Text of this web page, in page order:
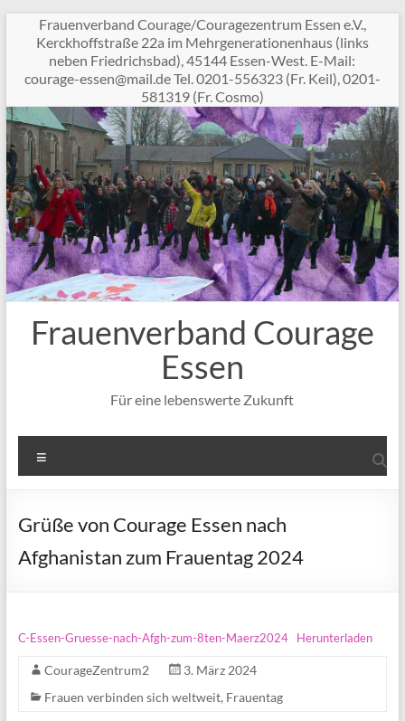
Inhalt
springen
Frauenverband Courage/Couragezentrum Essen e.V.,
Kerckhoffstraße 22a im Mehrgenerationenhaus (links
neben Friedrichsbad), 45144 Essen-West. E-Mail:
ed.li
am@ne
sse-e
garuo
c
Tel. 0201-556323 (Fr. Keil), 0201-
581319 (Fr. Cosmo)
Frauenverband Courage
Essen
Für eine lebenswerte Zukunft
Grüße von Courage Essen nach
Afghanistan zum Frauentag 2024
C-Essen-Gruesse-nach-Afgh-zum-8ten-Maerz2024 Herunterladen
CourageZentrum2
3. März 2024
Frauen verbinden sich weltweit, Frauentag